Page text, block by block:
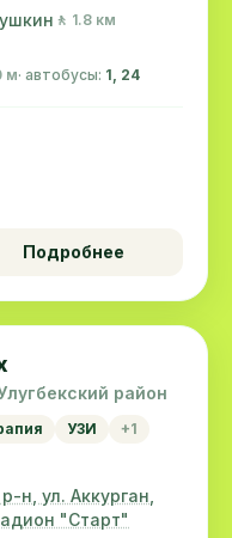
🚶 1.8 км
м· автобусы: 1, 24
Подробнее
район
УЗИ +1
н, ул. Аккурган,
"Старт"